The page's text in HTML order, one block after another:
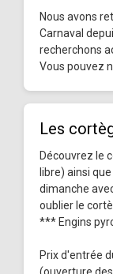
Nous avons
Carnaval
recherchons
Vous pouvez
Les
Découvrez le
libre) ainsi
dimanche
oublier le
*** Engins
Prix d'entrée